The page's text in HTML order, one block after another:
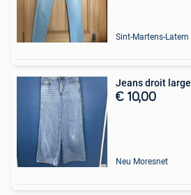
Sint-Martens-Latem
Jeans droit large
€ 10,00
Neu Moresnet